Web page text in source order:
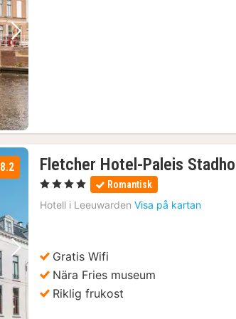
Nästa bild
Nästa bild
8.2 Fletcher Hotel-Paleis
, 4 Stjärnor Romantisk
Hotell i Leeuwarden Visa på kartan
Gratis Wifi
Nära Fries museum
Riklig frukost